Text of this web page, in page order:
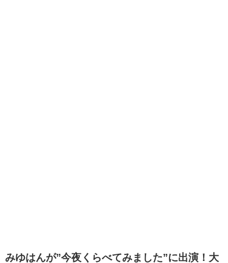
みゆはんが”今夜くらべてみました”に出演！大